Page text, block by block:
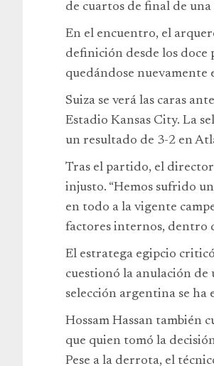
de cuartos de final de
En el encuentro, el
definición desde los doce
quedándose nuevamente
Suiza se verá las caras
Estadio Kansas City. La
un resultado de 3-2 en
Tras el partido, el
injusto. “Hemos sufrido
en todo a la vigente
factores internos, dentro
El estratega egipcio
cuestionó la anulación de
selección argentina se ha
Hossam Hassan también
que quien tomó la
Pese a la derrota, el